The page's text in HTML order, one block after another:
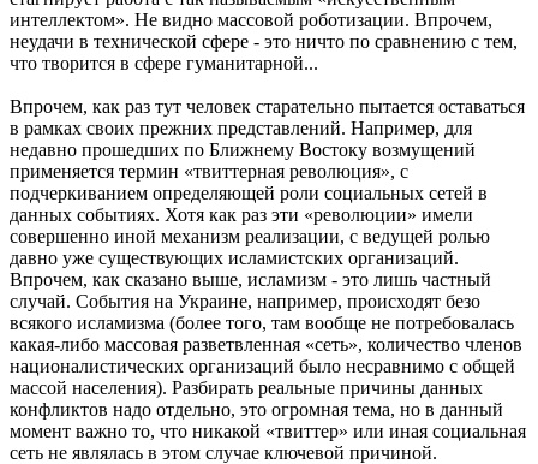
интеллектом». Не видно массовой роботизации. Впрочем,
неудачи в технической сфере - это ничто по сравнению с тем,
что творится в сфере гуманитарной...
Впрочем, как раз тут человек старательно пытается оставаться
в рамках своих прежних представлений. Например, для
недавно прошедших по Ближнему Востоку возмущений
применяется термин «твиттерная революция», с
подчеркиванием определяющей роли социальных сетей в
данных событиях. Хотя как раз эти «революции» имели
совершенно иной механизм реализации, с ведущей ролью
давно уже существующих исламистских организаций.
Впрочем, как сказано выше, исламизм - это лишь частный
случай. События на Украине, например, происходят безо
всякого исламизма (более того, там вообще не потребовалась
какая-либо массовая разветвленная «сеть», количество членов
националистических организаций было несравнимо с общей
массой населения). Разбирать реальные причины данных
конфликтов надо отдельно, это огромная тема, но в данный
момент важно то, что никакой «твиттер» или иная социальная
сеть не являлась в этом случае ключевой причиной.